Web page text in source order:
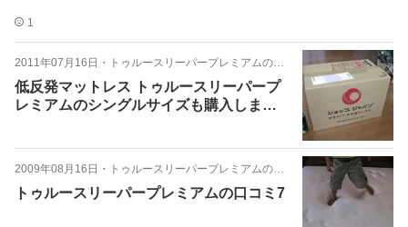
1
2011年07月16日 ・ トゥルースリーパープレミアムの口コミ
低反発マットレス トゥルースリーパープ
レミアムのシングルサイズも購入しまし
2009年08月16日 ・ トゥルースリーパープレミアムの口コミ
トゥルースリーパープレミアムの口コミ7